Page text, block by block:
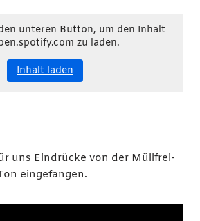
unteren Button, um den Inhalt
zu laden.
Inhalt laden
uns Eindrücke von der Müllfrei-
eingefangen.